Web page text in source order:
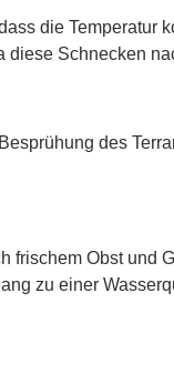
die Temperatur
diese Schnecken
des
Obst und
zu einer